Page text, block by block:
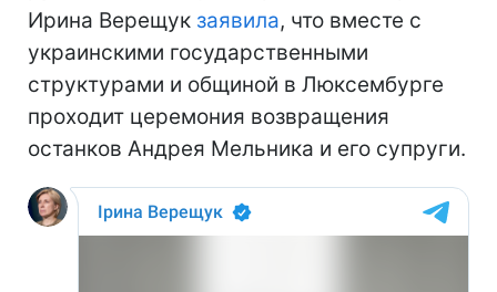
Ирина Верещук заявила, что вместе с
украинскими государственными
структурами и общиной в Люксембурге
проходит церемония возвращения
останков Андрея Мельника и его супруги.